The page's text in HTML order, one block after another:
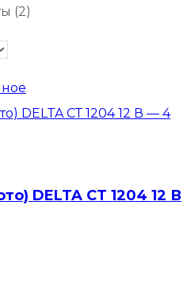
(2)
DELTA СТ 1204 12 В